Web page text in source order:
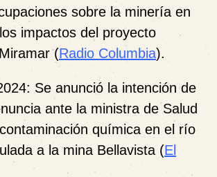
sobre la minería en
impactos del proyecto
(Radio Columbia).
: Se anunció la intención de
ante la ministra de Salud
química en el río
a la mina Bellavista (El